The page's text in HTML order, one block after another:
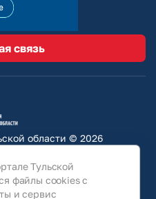
связь
области © 2026
характер и ни при
офертой, определяемой
кодекса РФ. Для получения
условий следует
Тульской
файлы cookies с
и сервис